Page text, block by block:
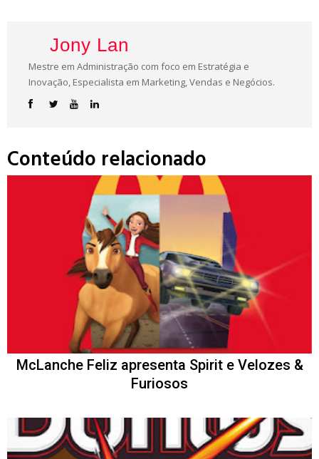
Jony Lan
Mestre em Administração com foco em Estratégia e
Inovação, Especialista em Marketing, Vendas e Negócios.
Conteúdo relacionado
McLanche Feliz apresenta Spirit e Velozes &
Furiosos